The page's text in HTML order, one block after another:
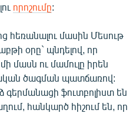
որոշումը:
հեռանալու մասին Մեսութ
օրը` պնդելով, որ
մասն ու մամուլը իրեն
ծագման պատճառով:
գերմանացի ֆուտբոլիստ են
հանկարծ հիշում են, որ